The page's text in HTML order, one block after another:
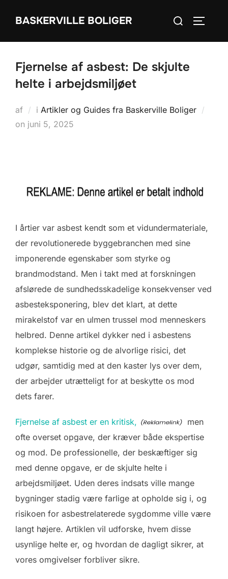
BASKERVILLE BOLIGER
Søg
Fjernelse af asbest: De skjulte
helte i arbejdsmiljøet
af i Artikler og Guides fra Baskerville Boliger
on Udgivet
juni 5, 2025
I årtier var asbest kendt som et vidundermateriale,
der revolutionerede byggebranchen med sine
imponerende egenskaber som styrke og
brandmodstand. Men i takt med at forskningen
afslørede de sundhedsskadelige konsekvenser ved
asbesteksponering, blev det klart, at dette
mirakelstof var en ulmen trussel mod menneskers
helbred. Denne artikel dykker ned i asbestens
komplekse historie og de alvorlige risici, det
udgør, samtidig med at den kaster lys over dem,
der arbejder utrætteligt for at beskytte os mod
dets farer.
Fjernelse af asbest er en kritisk,
men
ofte overset opgave, der kræver både ekspertise
og mod. De professionelle, der beskæftiger sig
med denne opgave, er de skjulte helte i
arbejdsmiljøet. Uden deres indsats ville mange
bygninger stadig være farlige at opholde sig i, og
risikoen for asbestrelaterede sygdomme ville være
langt højere. Artiklen vil udforske, hvem disse
usynlige helte er, og hvordan de dagligt sikrer, at
vores omgivelser forbliver sikre.